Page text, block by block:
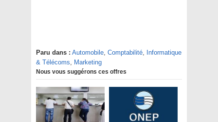
Paru dans : Automobile, Comptabilité, Informatique
& Télécoms, Marketing
Nous vous suggérons ces offres